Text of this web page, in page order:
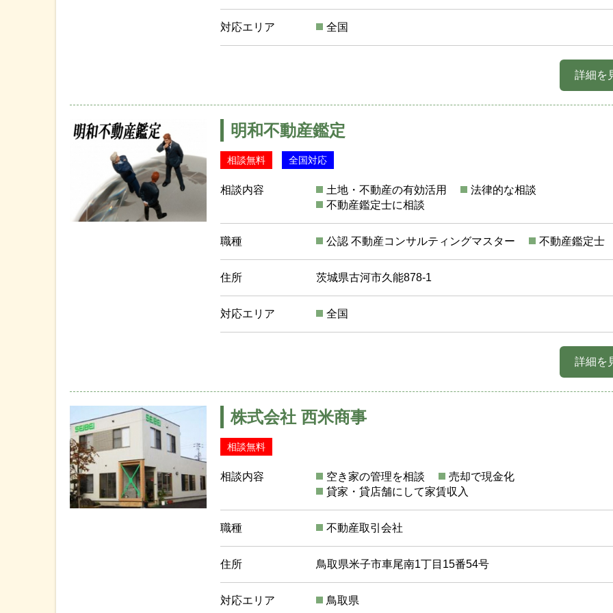
対応エリア 全国
詳細を
明和不動産鑑定
相談無料 全国対応
相談内容 土地・不動産の有効活用
法律的な相談
不動産鑑定士に相談
職種 公認 不動産コンサルティングマスター 不動産鑑定士
住所 茨城県古河市久能878-1
対応エリア 全国
詳細を
株式会社 西米商事
相談無料
相談内容 空き家の管理を相談
売却で現金化
貸家・貸店舗にして家賃収入
職種 不動産取引会社
住所 鳥取県米子市車尾南1丁目15番54号
対応エリア 鳥取県